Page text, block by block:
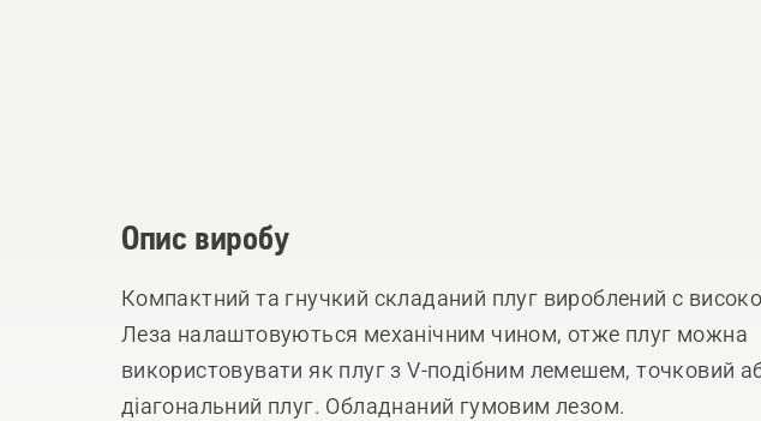
Опис виробу
Компактний та гнучкий складаний плуг вироблений с
Леза налаштовуються механічним чином, отже плуг можна
використовувати як плуг з V-подібним лемешем, точковий
діагональний плуг. Обладнаний гумовим лезом.